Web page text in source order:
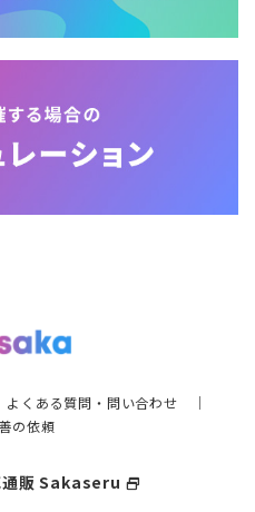
よくある質問・問い合わせ ｜
の依頼
通販 Sakaseru select_window